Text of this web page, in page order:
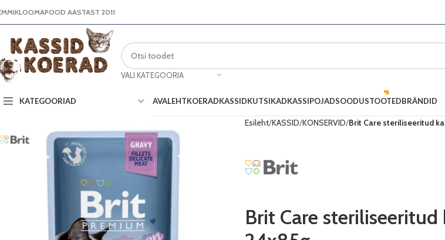
AASTAST 2011
VALI KATEGOORIA
KATEGOORIAD AVALEHTKOERADKASSIDKUTSIKADKASSIPOJADSOODUSTOOTEDBRÄNDID
Esileht KASSID KONSERVID Brit Care steriliseeritud
Brit Care